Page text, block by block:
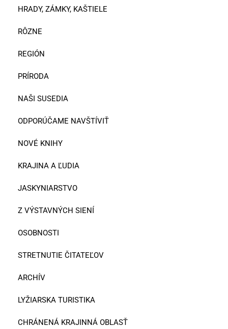
HRADY, ZÁMKY, KAŠTIELE
RÔZNE
REGIÓN
PRÍRODA
NAŠI SUSEDIA
ODPORÚČAME NAVŠTÍVIŤ
NOVÉ KNIHY
KRAJINA A ĽUDIA
JASKYNIARSTVO
Z VÝSTAVNÝCH SIENÍ
OSOBNOSTI
STRETNUTIE ČITATEĽOV
ARCHÍV
LYŽIARSKA TURISTIKA
CHRÁNENÁ KRAJINNÁ OBLASŤ